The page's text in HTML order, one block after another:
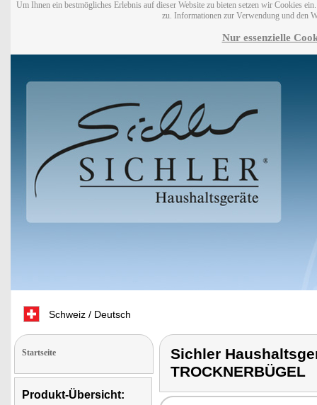
Um Ihnen ein bestmögliches Erlebnis auf dieser Website zu bieten setzen wir Cookies
zu. Informationen zur Verwendung und den
Nur essenzielle
Schweiz / Deutsch
Startseite
Produkt-Übersicht:
Sichler
TROCKNERBÜGEL